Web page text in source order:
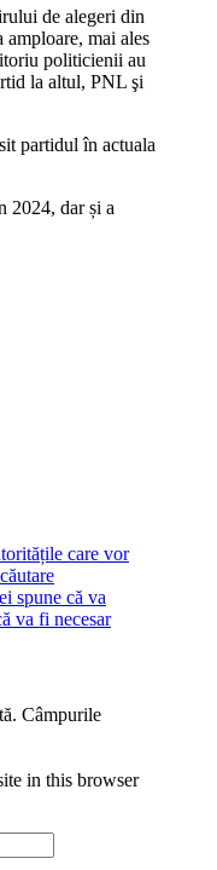
de alegeri din
amploare, mai ales
politicienii au
la altul, PNL şi
partidul în actuala
2024, dar și a
care vor
spune că va
va fi necesar
Câmpurile
in this browser